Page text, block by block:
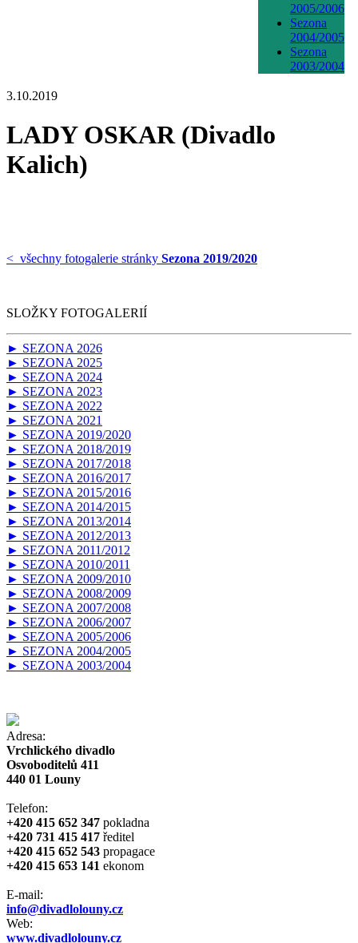
2005/2006
Sezona
2004/2005
Sezona
2003/2004
3.10.2019
LADY OSKAR (Divadlo
Kalich)
< všechny fotogalerie stránky Sezona 2019/2020
SLOŽKY FOTOGALERIÍ
► SEZONA 2026
► SEZONA 2025
► SEZONA 2024
► SEZONA 2023
► SEZONA 2022
► SEZONA 2021
► SEZONA 2019/2020
► SEZONA 2018/2019
► SEZONA 2017/2018
► SEZONA 2016/2017
► SEZONA 2015/2016
► SEZONA 2014/2015
► SEZONA 2013/2014
► SEZONA 2012/2013
► SEZONA 2011/2012
► SEZONA 2010/2011
► SEZONA 2009/2010
► SEZONA 2008/2009
► SEZONA 2007/2008
► SEZONA 2006/2007
► SEZONA 2005/2006
► SEZONA 2004/2005
► SEZONA 2003/2004
Adresa:
Vrchlického divadlo
Osvoboditelů 411
440 01 Louny
Telefon:
+420 415 652 347 pokladna
+420 731 415 417 ředitel
+420 415 652 543 propagace
+420 415 653 141 ekonom
E-mail:
info@divadlolouny.cz
Web:
www.divadlolouny.cz